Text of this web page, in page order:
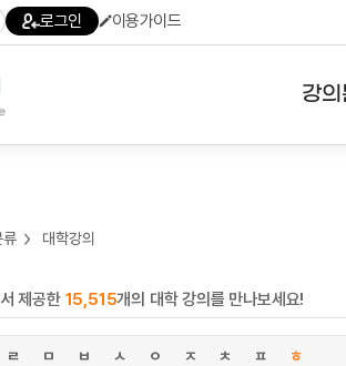
로그인 이용가이드
강
류 대학강의
제공한 15,515개의 대학 강의를 만나보세요!
ㄹ ㅁ ㅂ ㅅ ㅇ ㅈ ㅊ ㅍ ㅎ